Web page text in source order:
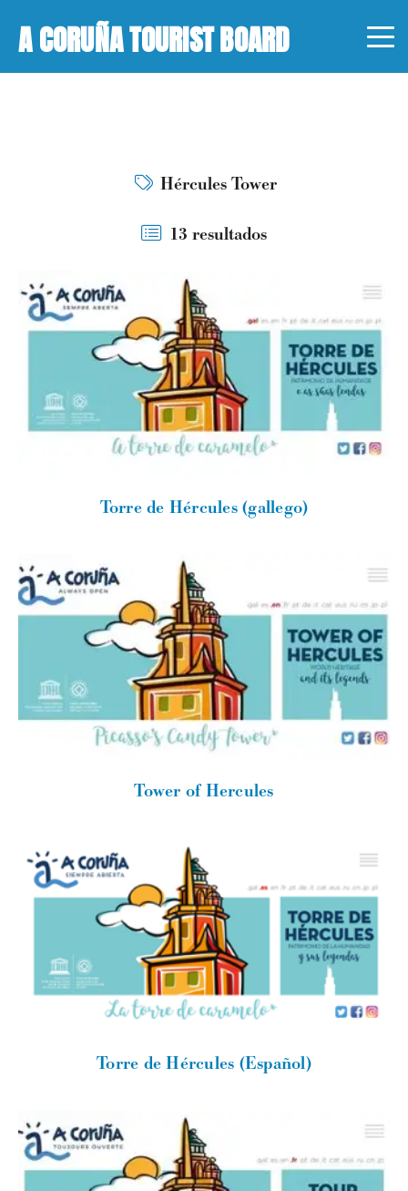
A CORUÑA TOURIST BOARD
Hércules Tower
13 resultados
Torre de Hércules (gallego)
Tower of Hercules
Torre de Hércules (Español)